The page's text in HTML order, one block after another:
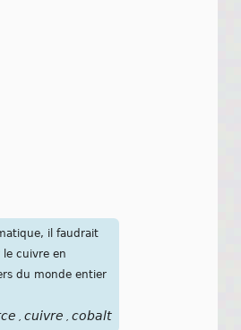
il faudrait
cuivre en
du monde entier
, cuivre , cobalt